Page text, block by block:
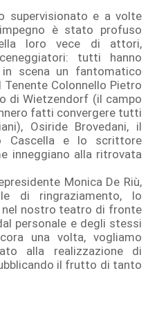
supervisionato e a volte
è stato profuso
loro vece di attori,
tutti hanno
scena un fantomatico
Colonnello Pietro
di Wietzendorf (il campo
fatti convergere tutti
Osiride Brovedani, il
Cascella e lo scrittore
inneggiano alla ritrovata
Monica De Riù,
di ringraziamento, lo
nostro teatro di fronte
personale e degli stessi
una volta, vogliamo
alla realizzazione di
il frutto di tanto